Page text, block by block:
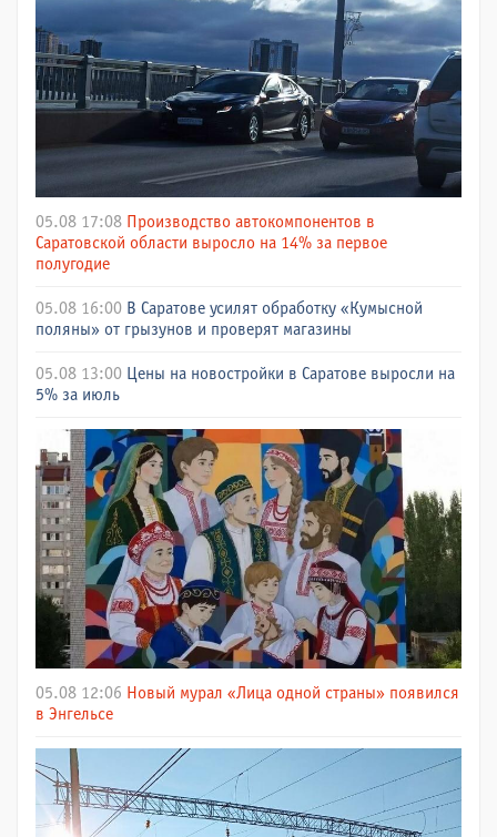
05.08 17:08 Производство автокомпонентов в
Саратовской области выросло на 14% за первое
полугодие
05.08 16:00 В Саратове усилят обработку «Кумысной
поляны» от грызунов и проверят магазины
05.08 13:00 Цены на новостройки в Саратове выросли на
5% за июль
05.08 12:06 Новый мурал «Лица одной страны» появился
в Энгельсе